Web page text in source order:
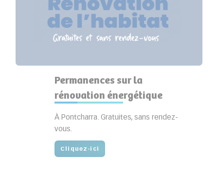
Permanences sur la
rénovation énergétique
À Pontcharra. Gratuites, sans rendez-
vous.
Cliquez-ici